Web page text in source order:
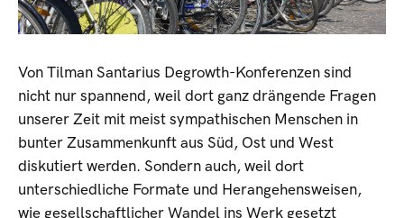
Von Tilman Santarius Degrowth-Konferenzen sind
nicht nur spannend, weil dort ganz drängende Fragen
unserer Zeit mit meist sympathischen Menschen in
bunter Zusammenkunft aus Süd, Ost und West
diskutiert werden. Sondern auch, weil dort
unterschiedliche Formate und Herangehensweisen,
wie gesellschaftlicher Wandel ins Werk gesetzt